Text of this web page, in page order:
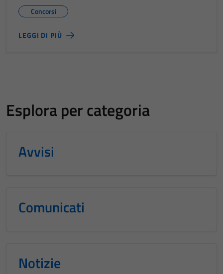
Concorsi
LEGGI DI PIÙ
Esplora per categoria
Avvisi
Comunicati
Notizie